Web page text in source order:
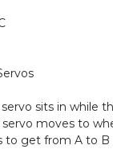
sits in while
moves to
to get from A to B